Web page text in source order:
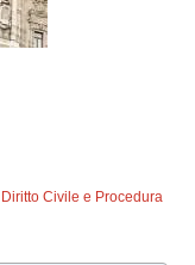
Diritto Civile e Procedura